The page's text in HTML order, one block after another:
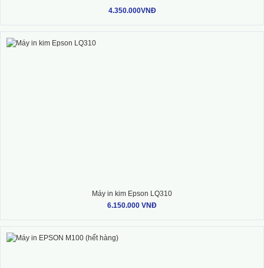
4.350.000VNĐ
Máy in kim Epson LQ310
6.150.000 VNĐ